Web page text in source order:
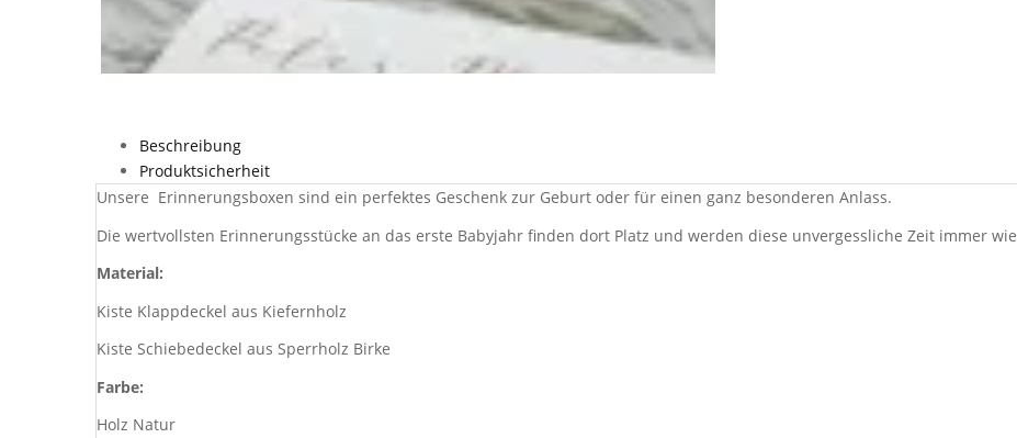
Beschreibung
Produktsicherheit
Unsere Erinnerungsboxen sind ein perfektes Geschenk zur Geburt oder für einen ganz besonderen Anlass.
Die wertvollsten Erinnerungsstücke an das erste Babyjahr finden dort Platz und werden diese unvergessliche Zeit immer
Material:
Kiste Klappdeckel aus Kiefernholz
Kiste Schiebedeckel aus Sperrholz Birke
Farbe:
Holz Natur